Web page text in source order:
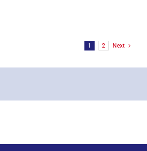
1 2 Next